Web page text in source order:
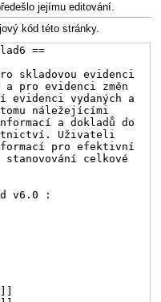
jejímu editování.
kód této stránky.